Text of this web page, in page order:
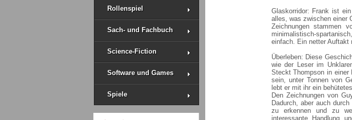
Rollenspiel
Sach- und Fachbuch
Science-Fiction
Software und Games
Spiele
Glaskorridor: Frank ist
alles, was zwischen einer
Zeichnungen stammen
minimalistisch-
einfach. Ein netter Auftakt
Überleben: Diese
wie der Leser im
Steckt Thompson in einer
sein, unter Tonnen von
lebt er mit ihr ein
Den Zeichnungen von
Dadurch, aber auch
zu erkennen und zu
interessante Handlung